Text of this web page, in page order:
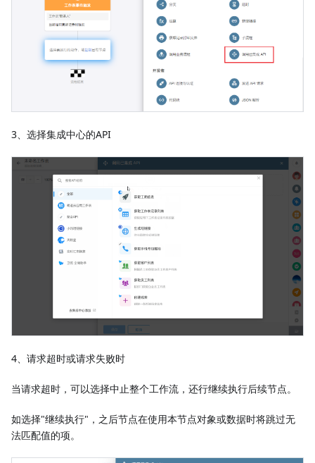
3、选择集成中心的API
4、请求超时或请求失败时
当请求超时，可以选择中止整个工作流，还行继续执行后续节点。
如选择"继续执行"，之后节点在使用本节点对象或数据时将跳过无
法匹配值的项。